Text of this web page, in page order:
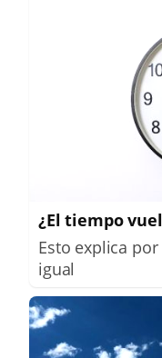
¿El tiempo
Esto explica
igual